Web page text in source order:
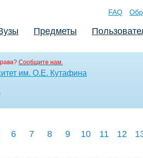
FAQ
Предметы
Сообщите нам.
им. О.Е. Кутафина
6 7 8 9 10 11 12